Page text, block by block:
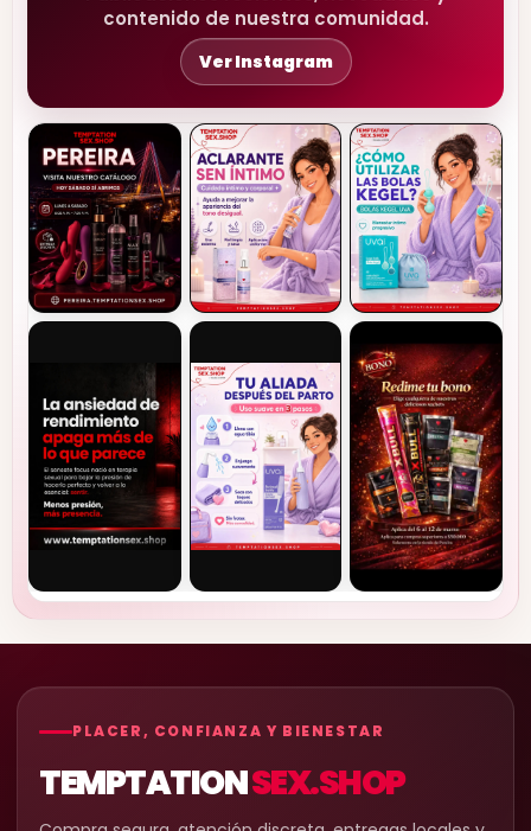
contenido de nuestra comunidad.
Ver Instagram
PLACER, CONFIANZA Y BIENESTAR
TEMPTATIONSEX.SHOP